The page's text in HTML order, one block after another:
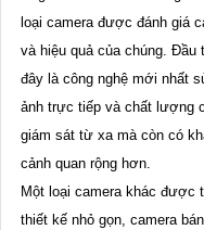
loại camera được đánh giá
và hiệu quả của chúng. Đầu
đây là công nghệ mới nhất
ảnh trực tiếp và chất lượng
giám sát từ xa mà còn có
cảnh quan rộng hơn.
Một loại camera khác được
thiết kế nhỏ gọn, camera